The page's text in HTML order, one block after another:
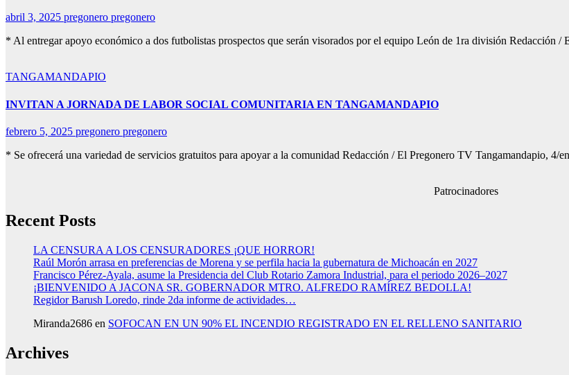
abril 3, 2025 pregonero pregonero
* Al entregar apoyo económico a dos futbolistas prospectos que serán visorados por el equipo León de 1ra división
TANGAMANDAPIO
INVITAN A JORNADA DE LABOR SOCIAL COMUNITARIA EN TANGAMANDAPIO
febrero 5, 2025 pregonero pregonero
* Se ofrecerá una variedad de servicios gratuitos para apoyar a la comunidad Redacción / El Pregonero TV Tangamandapio,
Patrocinadores
Recent Posts
LA CENSURA A LOS CENSURADORES ¡QUE HORROR!
Raúl Morón arrasa en preferencias de Morena y se perfila hacia la gubernatura de Michoacán en 2027
Francisco Pérez-Ayala, asume la Presidencia del Club Rotario Zamora Industrial, para el periodo 2026–2027
¡BIENVENIDO A JACONA SR. GOBERNADOR MTRO. ALFREDO RAMÍREZ BEDOLLA!
Regidor Barush Loredo, rinde 2da informe de actividades…
Miranda2686 en SOFOCAN EN UN 90% EL INCENDIO REGISTRADO EN EL RELLENO SANITARIO
Archives